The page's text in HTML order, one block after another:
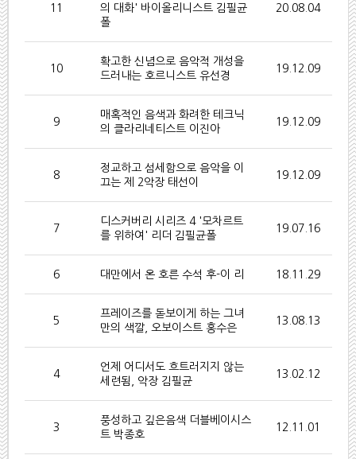
11
의 대화' 바이올리니스트 김필균
폴
20.08.04
10
확고한 신념으로 음악적 개성을
드러내는 호르니스트 유선경
19.12.09
9
매혹적인 음색과 화려한 테크닉
의 클라리네티스트 이진아
19.12.09
8
정교하고 섬세함으로 음악을 이
끄는 제 2악장 태선이
19.12.09
7
디스커버리 시리즈 4 '모차르트
를 위하여' 리더 김필균폴
19.07.16
6 대만에서 온 호른 수석 후-이 리 18.11.29
5
프레이즈를 돋보이게 하는 그녀
만의 색깔, 오보이스트 홍수은
13.08.13
4
언제 어디서도 흐트러지지 않는
세련됨, 악장 김필균
13.02.12
3
풍성하고 깊은음색 더블베이시스
트 박종호
12.11.01